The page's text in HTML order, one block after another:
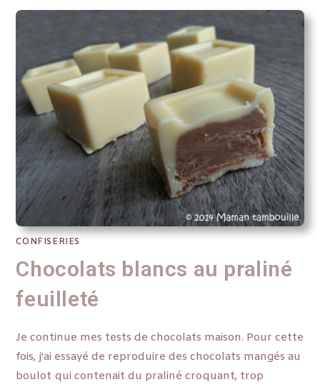
CONFISERIES
Chocolats blancs au praliné
feuilleté
Je continue mes tests de chocolats maison. Pour cette
fois, j'ai essayé de reproduire des chocolats mangés au
boulot qui contenait du praliné croquant, trop